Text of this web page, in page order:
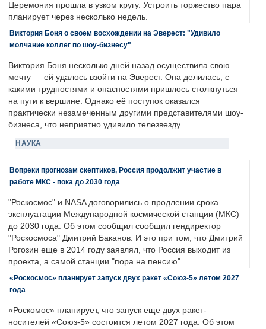
Церемония прошла в узком кругу. Устроить торжество пара
планирует через несколько недель.
Виктория Боня о своем восхождении на Эверест: "Удивило
молчание коллег по шоу-бизнесу"
Виктория Боня несколько дней назад осуществила свою
мечту — ей удалось взойти на Эверест. Она делилась, с
какими трудностями и опасностями пришлось столкнуться
на пути к вершине. Однако её поступок оказался
практически незамеченным другими представителями шоу-
бизнеса, что неприятно удивило телезвезду.
НАУКА
Вопреки прогнозам скептиков, Россия продолжит участие в
работе МКС - пока до 2030 года
"Роскосмос" и NASA договорились о продлении срока
эксплуатации Международной космической станции (МКС)
до 2030 года. Об этом сообщил сообщил гендиректор
"Роскосмоса" Дмитрий Баканов. И это при том, что Дмитрий
Рогозин еще в 2014 году заявлял, что Россия выходит из
проекта, а самой станции "пора на пенсию".
«Роскосмос» планирует запуск двух ракет «Союз-5» летом 2027
года
«Роскомос» планирует, что запуск еще двух ракет-
носителей «Союз-5» состоится летом 2027 года. Об этом